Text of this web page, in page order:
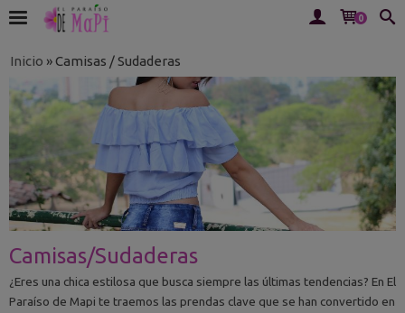
0
Inicio »Camisas / Sudaderas
Camisas/Sudaderas
¿Eres una chica estilosa que busca siempre las últimas tendencias? En El
Paraíso de Mapi te traemos las prendas clave que se han convertido en